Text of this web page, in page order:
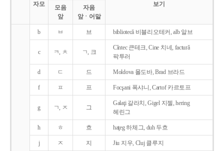
자모
보기
모음
앞
자음
앞ㆍ어말
b ㅂ 브 bibliotecǎ 비블리오테커, alb 알브
c ㅋ, ㅊ ㄱ, 크
Cîntec 큰테크, Cine 치네, facturǎ
팍투러
d ㄷ 드 Moldova 몰도바, Brad 브라드
f ㅍ 프 Focşani 폭샤니, Cartof 카르토프
g ㄱ, ㅈ 그
Galaţi 갈라치, Gigel 지젤, hering
헤린그
h ㅎ 흐 haţeg 하체그, duh 두흐
j ㅈ 지 Jiu 지우, Cluj 클루지